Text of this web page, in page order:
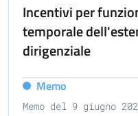
Incentivi per
temporale
dirigenziale
Memo
Memo del 9 giugno